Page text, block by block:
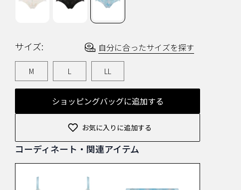
ジ
の
サイズ: 自分に合ったサイズを探す
M L LL
ショッピングバッグに追加する
お気に入りに追加する
コーディネート・関連アイテム